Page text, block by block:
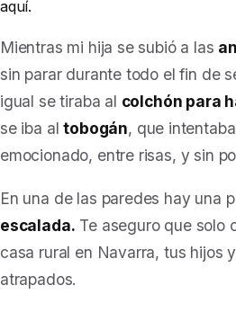
aquí.
Mientras mi hija se subió a las
sin parar durante todo el fin de
igual se tiraba al colchón para
se iba altobogán, que
emocionado, entre risas, y sin
En una de las paredes hay una
escalada. Te aseguro que solo
casa rural en Navarra, tus hijos
atrapados.